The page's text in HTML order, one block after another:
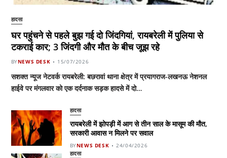
हादसा
घर पहुंचने से पहले बुझ गई दो जिंदगियां, रायबरेली में पुलिया से
टकराई कार; 3 जिंदगी और मौत के बीच जूझ रहे
BYNEWS DESK 15/07/2026
सशक्त न्यूज नेटवर्क रायबरेली: बछरावां थाना क्षेत्र में प्रयागराज-लखनऊ नेशनल
हाईवे पर मंगलवार को एक दर्दनाक सड़क हादसे में दो…
हादसा
रायबरेली में झोपड़ी में आग से तीन साल के मासूम की मौत,
सरकारी आवास न मिलने पर सवाल
BYNEWS DESK 24/04/2026
हादसा